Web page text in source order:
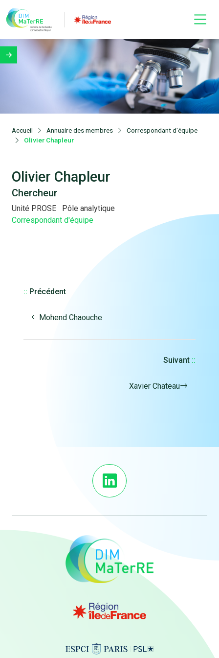
Accueil Annuaire des membres
Correspondant d'équipe
Olivier Chapleur
Olivier Chapleur
Chercheur
Unité PROSE
Pôle analytique
Correspondant d'équipe
:: Précédent
Mohend Chaouche
Suivant ::
Xavier Chateau